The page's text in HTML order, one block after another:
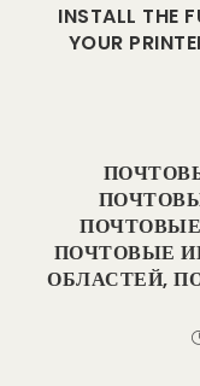
INSTALL THE
YOUR
ПОЧТОВЫЕ
ОБЛАСТЕЙ,